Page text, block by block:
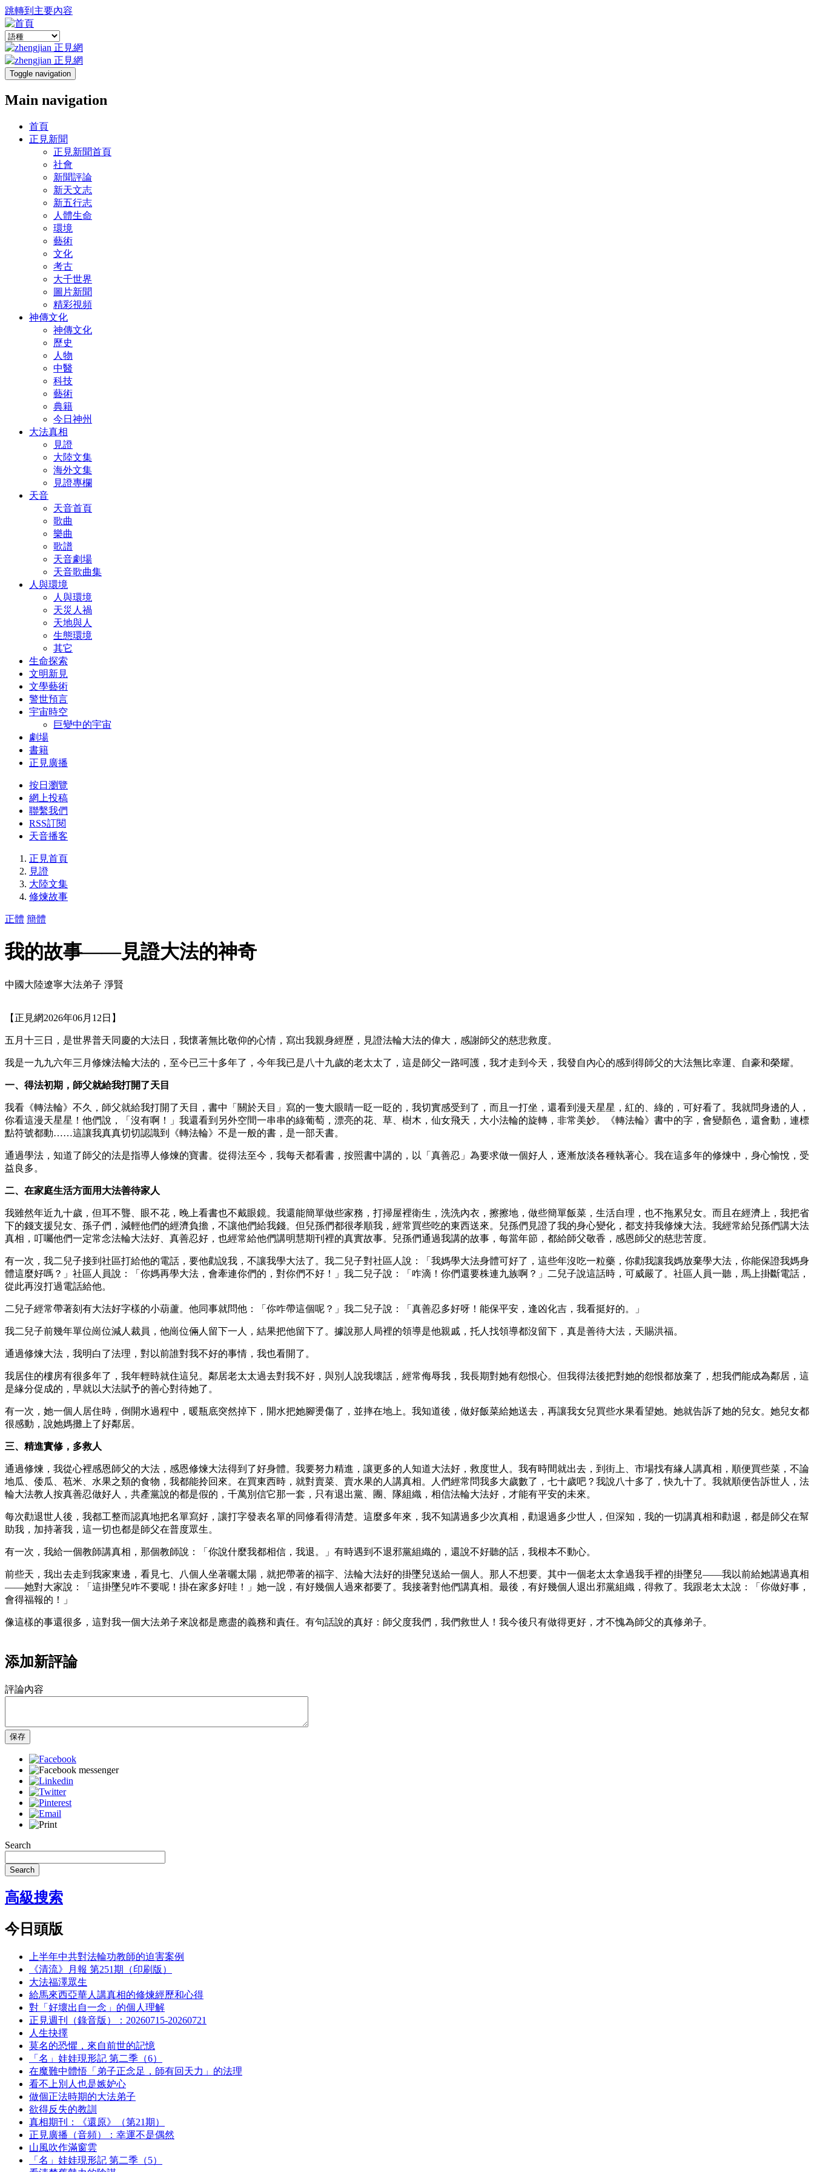
跳轉到主要內容
Toggle navigation
Main navigation
首頁
正見新聞
正見新聞首頁
社會
新聞評論
新天文志
新五行志
人體生命
環境
藝術
文化
考古
大千世界
圖片新聞
精彩視頻
神傳文化
神傳文化
歷史
人物
中醫
科技
藝術
典籍
今日神州
大法真相
見證
大陸文集
海外文集
見證專欄
天音
天音首頁
歌曲
樂曲
歌譜
天音劇場
天音歌曲集
人與環境
人與環境
天災人禍
天地與人
生態環境
其它
生命探索
文明新見
文學藝術
警世預言
宇宙時空
巨變中的宇宙
劇場
書籍
正見廣播
按日瀏覽
網上投稿
聯繫我們
RSS訂閱
天音播客
正見首頁
見證
大陸文集
修煉故事
正體 簡體
我的故事——見證大法的神奇
中國大陸遼寧大法弟子 淨賢
【正見網2026年06月12日】
五月十三日，是世界普天同慶的大法日，我懷著無比敬仰的心情，寫出我親身經歷，見證法輪大法的偉大，感謝師父的慈悲救度。
我是一九九六年三月修煉法輪大法的，至今已三十多年了，今年我已是八十九歲的老太太了，這是師父一路呵護，我才走到今天，我發自內心的感到得師父的大法無比幸運、自豪和榮耀。
一、得法初期，師父就給我打開了天目
我看《轉法輪》不久，師父就給我打開了天目，書中「關於天目」寫的一隻大眼睛一眨一眨的，我切實感受到了，而且一打坐，還看到漫天星星，紅的、綠的，可好看了。我就問身邊的人，
你看這漫天星星！他們說，「沒有啊！」我還看到另外空間一串串的綠葡萄，漂亮的花、草、樹木，仙女飛天，大小法輪的旋轉，非常美妙。《轉法輪》書中的字，會變顏色，還會動，連標
點符號都動……這讓我真真切切認識到《轉法輪》不是一般的書，是一部天書。
通過學法，知道了師父的法是指導人修煉的寶書。從得法至今，我每天都看書，按照書中講的，以「真善忍」為要求做一個好人，逐漸放淡各種執著心。我在這多年的修煉中，身心愉悅，受
益良多。
二、在家庭生活方面用大法善待家人
我雖然年近九十歲，但耳不聾、眼不花，晚上看書也不戴眼鏡。我還能簡單做些家務，打掃屋裡衛生，洗洗內衣，擦擦地，做些簡單飯菜，生活自理，也不拖累兒女。而且在經濟上，我把省
下的錢支援兒女、孫子們，減輕他們的經濟負擔，不讓他們給我錢。但兒孫們都很孝順我，經常買些吃的東西送來。兒孫們見證了我的身心變化，都支持我修煉大法。我經常給兒孫們講大法
真相，叮囑他們一定常念法輪大法好、真善忍好，也經常給他們講明慧期刊裡的真實故事。兒孫們通過我講的故事，每當年節，都給師父敬香，感恩師父的慈悲苦度。
有一次，我二兒子接到社區打給他的電話，要他勸說我，不讓我學大法了。我二兒子對社區人說：「我媽學大法身體可好了，這些年沒吃一粒藥，你勸我讓我媽放棄學大法，你能保證我媽身
體這麼好嗎？」社區人員說：「你媽再學大法，會牽連你們的，對你們不好！」我二兒子說：「咋滴！你們還要株連九族啊？」二兒子說這話時，可威嚴了。社區人員一聽，馬上掛斷電話，
從此再沒打過電話給他。
二兒子經常帶著刻有大法好字樣的小葫蘆。他同事就問他：「你咋帶這個呢？」我二兒子說：「真善忍多好呀！能保平安，逢凶化吉，我看挺好的。」
我二兒子前幾年單位崗位減人裁員，他崗位倆人留下一人，結果把他留下了。據說那人局裡的領導是他親戚，托人找領導都沒留下，真是善待大法，天賜洪福。
通過修煉大法，我明白了法理，對以前誰對我不好的事情，我也看開了。
我居住的樓房有很多年了，我年輕時就住這兒。鄰居老太太過去對我不好，與別人說我壞話，經常侮辱我，我長期對她有怨恨心。但我得法後把對她的怨恨都放棄了，想我們能成為鄰居，這
是緣分促成的，早就以大法賦予的善心對待她了。
有一次，她一個人居住時，倒開水過程中，暖瓶底突然掉下，開水把她腳燙傷了，並摔在地上。我知道後，做好飯菜給她送去，再讓我女兒買些水果看望她。她就告訴了她的兒女。她兒女都
很感動，說她媽攤上了好鄰居。
三、精進實修，多救人
通過修煉，我從心裡感恩師父的大法，感恩修煉大法得到了好身體。我要努力精進，讓更多的人知道大法好，救度世人。我有時間就出去，到街上、市場找有緣人講真相，順便買些菜，不論
地瓜、倭瓜、苞米、水果之類的食物，我都能拎回來。在買東西時，就對賣菜、賣水果的人講真相。人們經常問我多大歲數了，七十歲吧？我說八十多了，快九十了。我就順便告訴世人，法
輪大法教人按真善忍做好人，共產黨說的都是假的，千萬別信它那一套，只有退出黨、團、隊組織，相信法輪大法好，才能有平安的未來。
每次勸退世人後，我都工整而認真地把名單寫好，讓打字發表名單的同修看得清楚。這麼多年來，我不知講過多少次真相，勸退過多少世人，但深知，我的一切講真相和勸退，都是師父在幫
助我，加持著我，這一切也都是師父在普度眾生。
有一次，我給一個教師講真相，那個教師說：「你說什麼我都相信，我退。」有時遇到不退邪黨組織的，還說不好聽的話，我根本不動心。
前些天，我出去走到我家東邊，看見七、八個人坐著曬太陽，就把帶著的福字、法輪大法好的掛墜兒送給一個人。那人不想要。其中一個老太太拿過我手裡的掛墜兒——我以前給她講過真相
——她對大家說：「這掛墜兒咋不要呢！掛在家多好哇！」她一說，有好幾個人過來都要了。我接著對他們講真相。最後，有好幾個人退出邪黨組織，得救了。我跟老太太說：「你做好事，
會得福報的！」
像這樣的事還很多，這對我一個大法弟子來說都是應盡的義務和責任。有句話說的真好：師父度我們，我們救世人！我今後只有做得更好，才不愧為師父的真修弟子。
添加新評論
評論內容
保存
Search
Search
高級搜索
今日頭版
上半年中共對法輪功教師的迫害案例
《清流》月報 第251期（印刷版）
大法福澤眾生
給馬來西亞華人講真相的修煉經歷和心得
對「好壞出自一念」的個人理解
正見週刊（錄音版）：20260715-20260721
人生抉擇
莫名的恐懼，來自前世的記憶
「名」娃娃現形記 第二季（6）
在魔難中體悟「弟子正念足，師有回天力」的法理
看不上別人也是嫉妒心
做個正法時期的大法弟子
欲得反失的教訓
真相期刊：《還原》（第21期）
正見廣播（音頻）：幸運不是偶然
山風吹作滿窗雲
「名」娃娃現形記 第二季（5）